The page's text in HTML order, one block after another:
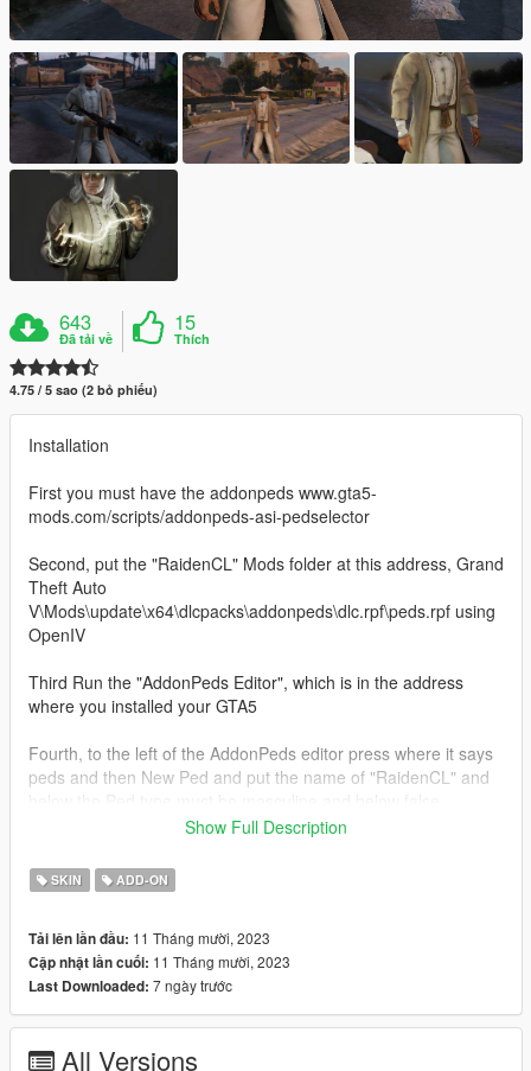
643
Đã tải về
15
Thích
4.75 / 5 sao (2 bỏ phiếu)
Installation
First you must have the addonpeds www.gta5-
mods.com/scripts/addonpeds-asi-pedselector
Second, put the "RaidenCL" Mods folder at this address, Grand
Theft Auto
V\Mods\update\x64\dlcpacks\addonpeds\dlc.rpf\peds.rpf using
OpenIV
Third Run the "AddonPeds Editor", which is in the address
where you installed your GTA5
Fourth, to the left of the AddonPeds editor press where it says
peds and then New Ped and put the name of "RaidenCL" and
Show Full Description
SKIN ADD-ON
Tải lên lần đầu: 11 Tháng mười, 2023
Cập nhật lần cuối: 11 Tháng mười, 2023
Last Downloaded: 7 ngày trước
All Versions